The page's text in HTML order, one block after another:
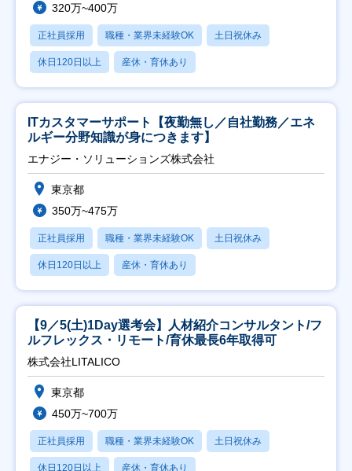
320万~400万
正社員採用 職種・業界未経験OK 土日祝休み
休日120日以上 産休・育休あり
ITカスタマーサポート【夜勤無し／自社勤務／エネ
ルギー分野知識が身につきます】
エナジー・ソリューションズ株式会社
東京都
350万~475万
正社員採用 職種・業界未経験OK 土日祝休み
休日120日以上 産休・育休あり
【9／5(土)1Day選考会】人材紹介コンサルタント/フ
ルフレックス・リモート/育休最長6年取得可
株式会社LITALICO
東京都
450万~700万
正社員採用 職種・業界未経験OK 土日祝休み
休日120日以上 産休・育休あり